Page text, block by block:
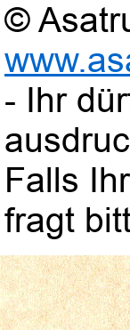
©
- Ihr
Falls
fragt